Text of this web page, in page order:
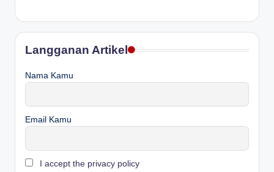
Langganan Artikel
Nama Kamu
Email Kamu
I accept the privacy policy